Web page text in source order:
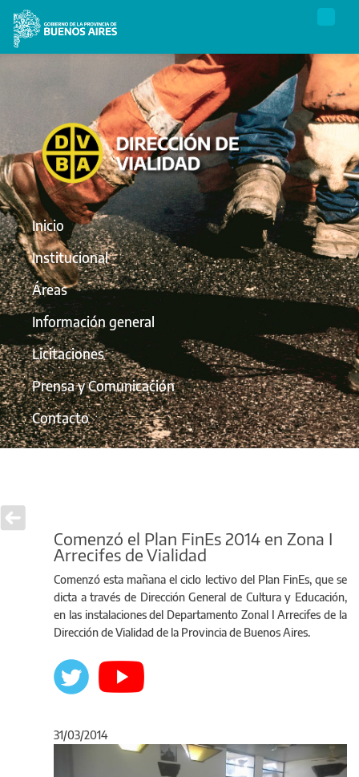
Inicio
Institucional
Áreas
Información general
Licitaciones
Prensa y Comunicación
Contacto
Comenzó el Plan FinEs 2014 en Zona I
Arrecifes de Vialidad
Comenzó esta mañana el ciclo lectivo del Plan FinEs, que se
dicta a través de Dirección General de Cultura y Educación,
en las instalaciones del Departamento Zonal I Arrecifes de la
Dirección de Vialidad de la Provincia de Buenos Aires.
31/03/2014
Anterior